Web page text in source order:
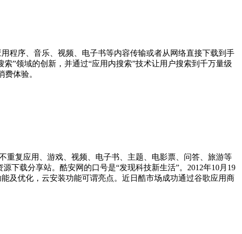
程序、音乐、视频、电子书等内容传输或者从网络直接下载到手
”领域的创新，并通过“应用内搜索”技术让用户搜索到千万量级
体验。
重复应用、游戏、视频、电子书、主题、电影票、问答、旅游等
下载分享站。酷安网的口号是“发现科技新生活”。2012年10月19
及优化，云安装功能可谓亮点。近日酷市场成功通过谷歌应用商